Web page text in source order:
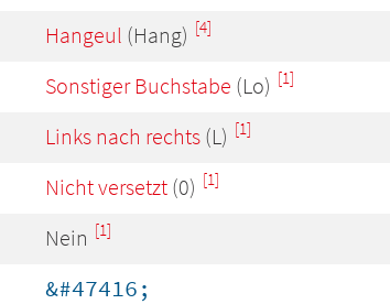
Hangeul (Hang) [4]
Sonstiger Buchstabe (Lo) [1]
Links nach rechts (L) [1]
Nicht versetzt (0) [1]
Nein [1]
&#47416;